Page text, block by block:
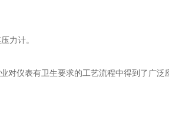
力计。
仪表有卫生要求的工艺流程中得到了广泛